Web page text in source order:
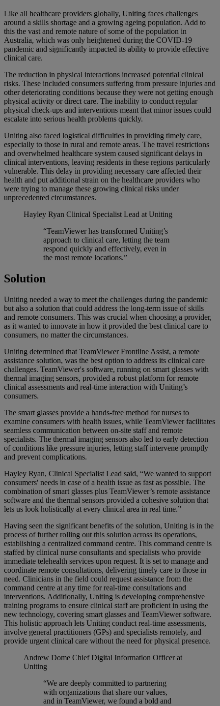
Like all healthcare providers globally, Uniting faces challenges
around a skills shortage and a growing ageing population. Add to
this the vast and remote nature of some of the population in
Australia, which was only heightened during the COVID-19
pandemic and significantly impacted its ability to provide effective
clinical care.
The reduction in physical interactions increased potential clinical
risks. These included consumers suffering from pressure injuries and
other deteriorating conditions because they were not getting enough
physical activity or direct care. The inability to conduct regular
physical check-ups and interventions meant that minor issues could
escalate into serious health problems quickly.
Uniting also faced logistical difficulties in providing timely care,
especially to those in rural and remote areas. The travel restrictions
and overwhelmed healthcare system caused significant delays in
clinical interventions, leaving residents in these regions particularly
vulnerable. This delay in providing necessary care affected their
health and put additional strain on the healthcare providers who
were trying to manage these growing clinical risks under
unprecedented circumstances.
Hayley Ryan Clinical Specialist Lead at Uniting
“TeamViewer has transformed Uniting’s
approach to clinical care, letting the team
respond quickly and effectively, even in
the most remote locations.”
Solution
Uniting needed a way to meet the challenges during the pandemic
but also a solution that could address the long-term issue of skills
and remote consumers. This was crucial when choosing a provider,
as it wanted to innovate in how it provided the best clinical care to
consumers, no matter the circumstances.
Uniting determined that TeamViewer Frontline Assist, a remote
assistance solution, was the best option to address its clinical care
challenges. TeamViewer's software, running on smart glasses with
thermal imaging sensors, provided a robust platform for remote
clinical assessments and real-time interaction with Uniting’s
consumers.
The smart glasses provide a hands-free method for nurses to
examine consumers with health issues, while TeamViewer facilitates
seamless communication between on-site staff and remote
specialists. The thermal imaging sensors also led to early detection
of conditions like pressure injuries, letting staff intervene promptly
and prevent complications.
Hayley Ryan, Clinical Specialist Lead said, “We wanted to support
consumers' needs in case of a health issue as fast as possible. The
combination of smart glasses plus TeamViewer’s remote assistance
software and the thermal sensors provided a cohesive solution that
lets us look holistically at every clinical area in real time.”
Having seen the significant benefits of the solution, Uniting is in the
process of further rolling out this solution across its operations,
establishing a centralized command centre. This command centre is
staffed by clinical nurse consultants and specialists who provide
immediate telehealth services upon request. It is set to manage and
coordinate remote consultations, delivering timely care to those in
need. Clinicians in the field could request assistance from the
command centre at any time for real-time consultations and
interventions. Additionally, Uniting is developing comprehensive
training programs to ensure clinical staff are proficient in using the
new technology, covering smart glasses and TeamViewer software.
This holistic approach lets Uniting conduct real-time assessments,
involve general practitioners (GPs) and specialists remotely, and
provide urgent clinical care without the need for physical presence.
Andrew Dome Chief Digital Information Officer at
Uniting
“We are deeply committed to partnering
with organizations that share our values,
and in TeamViewer, we found a bold and